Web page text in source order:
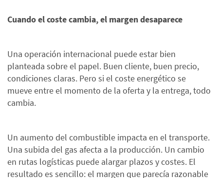
Cuando el coste cambia, el margen desaparece
Una operación internacional puede estar bien
planteada sobre el papel. Buen cliente, buen precio,
condiciones claras. Pero si el coste energético se
mueve entre el momento de la oferta y la entrega, todo
cambia.
Un aumento del combustible impacta en el transporte.
Una subida del gas afecta a la producción. Un cambio
en rutas logísticas puede alargar plazos y costes. El
resultado es sencillo: el margen que parecía razonable